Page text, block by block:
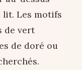
lit. Les motifs
de vert
de doré ou